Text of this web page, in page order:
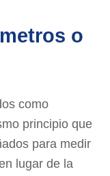
o
como
principio que
para medir
lugar de la